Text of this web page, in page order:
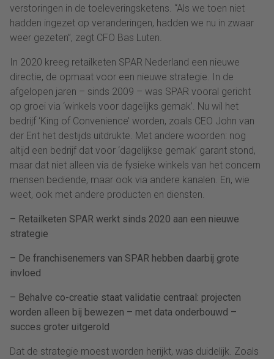
verstoringen in de toeleveringsketens. “Als we toen niet
hadden ingezet op veranderingen, hadden we nu in zwaar
weer gezeten”, zegt CFO Bas Luten.
In 2020 kreeg retailketen SPAR Nederland een nieuwe
directie, de opmaat voor een nieuwe strategie. In de
afgelopen jaren – sinds 2009 – was SPAR vooral gericht
op groei via ‘winkels voor dagelijks gemak’. Nu wil het
bedrijf ‘King of Convenience’ worden, zoals CEO John van
der Ent het destijds uitdrukte. Met andere woorden: nog
altijd een bedrijf dat voor ‘dagelijkse gemak’ garant stond,
maar dat niet alleen via de fysieke winkels van het concern
mensen bediende, maar ook via andere kanalen. En, wie
weet, ook met andere producten en diensten.
– Retailketen SPAR werkt sinds 2020 aan een nieuwe
strategie
– De franchisenemers van SPAR hebben daarbij grote
invloed
– Behalve co-creatie staat validatie centraal: projecten
worden alleen bij bewezen – met data onderbouwd –
succes groter uitgerold
Dat de strategie moest worden herijkt, was duidelijk. Zoals